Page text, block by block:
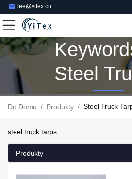
lee@yitex.cn
Steel
Tarps ]
Produkty
Do Domu / Produkty / Steel Truck
steel truck tarps
Produkty